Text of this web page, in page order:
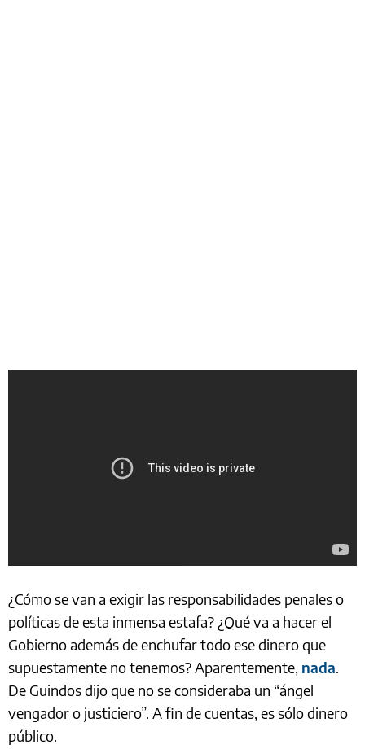
¿Cómo se van a exigir las responsabilidades penales o
políticas de esta inmensa estafa? ¿Qué va a hacer el
Gobierno además de enchufar todo ese dinero que
supuestamente no tenemos? Aparentemente, nada.
De Guindos dijo que no se consideraba un “ángel
vengador o justiciero”. A fin de cuentas, es sólo dinero
público.